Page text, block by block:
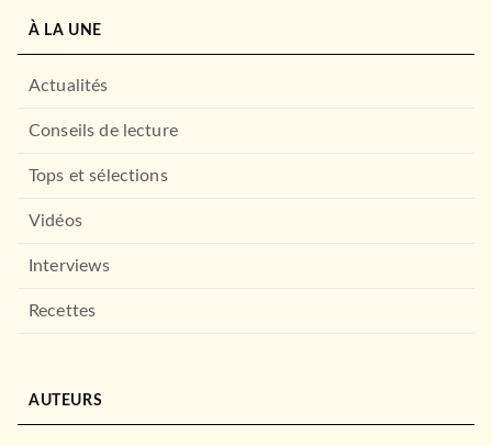
Marie-Pierre Dillenseger
À LA UNE
Actualités
Conseils de lecture
Tops et sélections
Vidéos
Interviews
Recettes
AUTEURS